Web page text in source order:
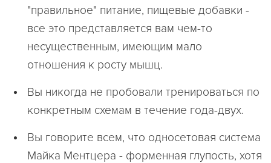
"правильное" питание, пищевые добавки -
все это представляется вам чем-то
несущественным, имеющим мало
отношения к росту мышц.
Вы никогда не пробовали тренироваться по
конкретным схемам в течение года-двух.
Вы говорите всем, что односетовая система
Майка Ментцера - форменная глупость, хотя